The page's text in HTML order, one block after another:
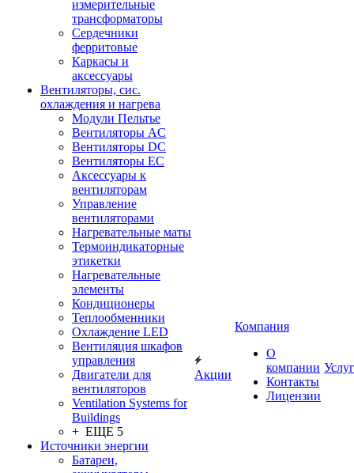
измерительные
трансформаторы
Сердечники
ферритовые
Каркасы и
аксессуары
Вентиляторы, сис.
охлаждения и нагрева
Модули Пельтье
Вентиляторы AC
Вентиляторы DC
Вентиляторы EC
Аксессуары к
вентиляторам
Управление
вентиляторами
Нагревательные маты
Термоиндикаторные
этикетки
Нагревательные
элементы
Кондиционеры
Теплообменники
Охлаждение LED
Вентиляция шкафов
управления
Двигатели для
вентиляторов
Ventilation Systems for
Buildings
+ ЕЩЕ 5
Источники энергии
Батареи,
Акции
Компания
О
компании
Контакты
Лицензии